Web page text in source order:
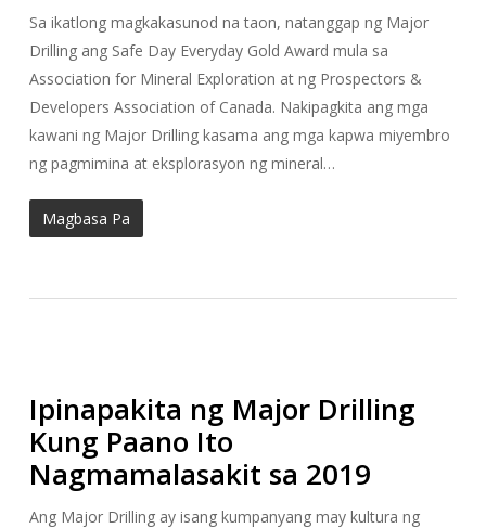
Sa ikatlong magkakasunod na taon, natanggap ng Major
Drilling ang Safe Day Everyday Gold Award mula sa
Association for Mineral Exploration at ng Prospectors &
Developers Association of Canada. Nakipagkita ang mga
kawani ng Major Drilling kasama ang mga kapwa miyembro
ng pagmimina at eksplorasyon ng mineral…
Magbasa Pa
Ipinapakita ng Major Drilling
Kung Paano Ito
Nagmamalasakit sa 2019
Ang Major Drilling ay isang kumpanyang may kultura ng